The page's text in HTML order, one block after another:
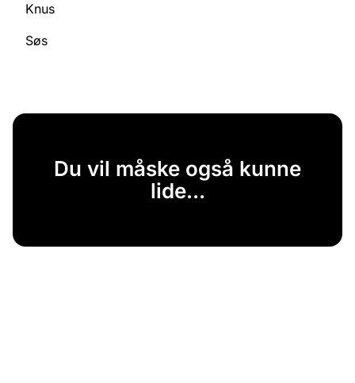
Knus
Søs
Du vil måske også kunne
lide...